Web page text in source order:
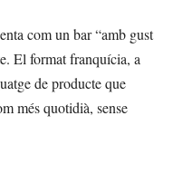
com un bar “amb gust
El format franquícia, a
de producte que
més quotidià, sense